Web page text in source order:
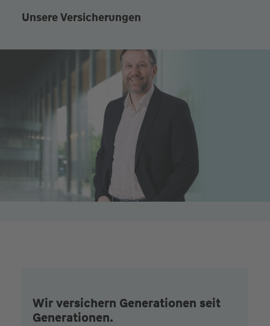
Unsere Versicherungen
Wir versichern Generationen seit
Generationen.